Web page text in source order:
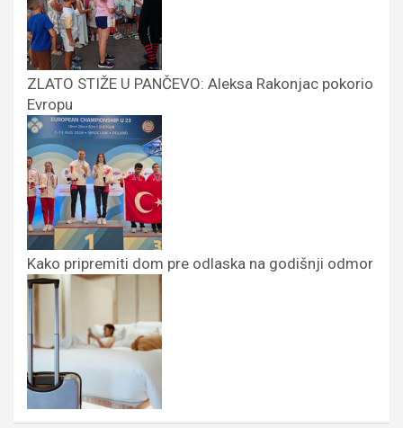
ZLATO STIŽE U PANČEVO: Aleksa Rakonjac pokorio
Evropu
Kako pripremiti dom pre odlaska na godišnji odmor